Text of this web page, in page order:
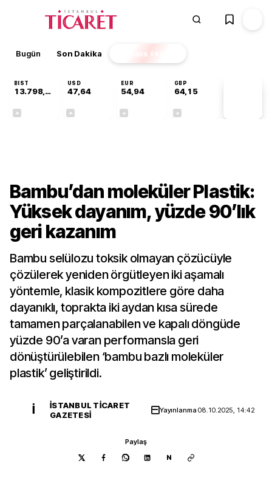
Bugün Son Dakika Finans EKSTRA
BIST
13.798,82
USD
47,64
EUR
54,94
GBP
64,15
Bambu’dan moleküler Plastik:
Yüksek dayanım, yüzde 90’lık
geri kazanım
Bambu selülozu toksik olmayan çözücüyle
çözülerek yeniden örgütleyen iki aşamalı
yöntemle, klasik kompozitlere göre daha
dayanıklı, toprakta iki aydan kısa sürede
tamamen parçalanabilen ve kapalı döngüde
yüzde 90’a varan performansla geri
dönüştürülebilen ‘bambu bazlı moleküler
plastik’ geliştirildi.
İ
İSTANBUL TICARET
GAZETESI
Yayınlanma08.10.2025, 14:42
Paylaş
N